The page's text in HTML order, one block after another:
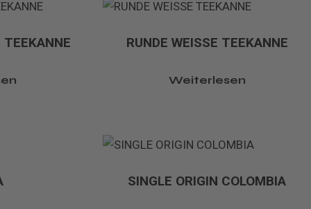
TEEKANNE RUNDE WEISSE TEEKANNE
Weiterlesen
SINGLE ORIGIN COLOMBIA